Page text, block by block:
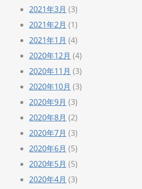
2021年3月 (3)
2021年2月 (1)
2021年1月 (4)
2020年12月 (4)
2020年11月 (3)
2020年10月 (3)
2020年9月 (3)
2020年8月 (2)
2020年7月 (3)
2020年6月 (5)
2020年5月 (5)
2020年4月 (3)